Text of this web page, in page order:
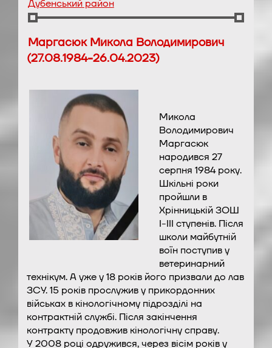
Дубенський район
Маргасюк Микола Володимирович
(27.08.1984-26.04.2023)
Микола
Володимирович
Маргасюк
народився 27
серпня 1984 року.
Шкільні роки
пройшли в
Хрінницькій ЗОШ
І-ІІІ ступенів. Після
школи майбутній
воїн поступив у
ветеринарний
технікум. А уже у 18 років його призвали до лав
ЗСУ. 15 років прослужив у прикордонних
військах в кінологічному підрозділі на
контрактній службі. Після закінчення
контракту продовжив кінологічну справу.
У 2008 році одружився, через вісім років у